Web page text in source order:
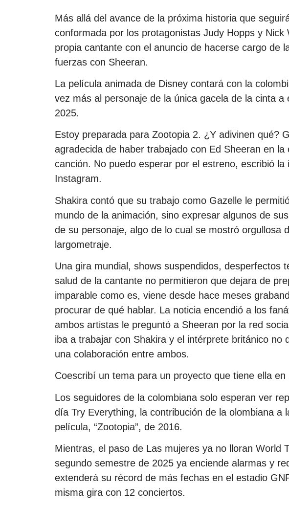
Más allá del avance de la próxima historia que
conformada por los protagonistas Judy Hopps y Nick
propia cantante con el anuncio de hacerse cargo de
fuerzas con Sheeran.
La película animada de Disney contará con la
vez más al personaje de la única gacela de la cinta
2025.
Estoy preparada para Zootopia 2. ¿Y adivinen qué?
agradecida de haber trabajado con Ed Sheeran en
canción. No puedo esperar por el estreno, escribió
Instagram.
Shakira contó que su trabajo como Gazelle le
mundo de la animación, sino expresar algunos de
de su personaje, algo de lo cual se mostró orgullosa
largometraje.
Una gira mundial, shows suspendidos, desperfectos
salud de la cantante no permitieron que dejara de
imparable como es, viene desde hace meses
procurar de qué hablar. La noticia encendió a los
ambos artistas le preguntó a Sheeran por la red
iba a trabajar con Shakira y el intérprete británico no
una colaboración entre ambos.
Coescribí un tema para un proyecto que tiene ella
Los seguidores de la colombiana solo esperan ver
día Try Everything, la contribución de la olombiana a
película, “Zootopia”, de 2016.
Mientras, el paso de Las mujeres ya no lloran World
segundo semestre de 2025 ya enciende alarmas y
extenderá su récord de más fechas en el estadio
misma gira con 12 conciertos.